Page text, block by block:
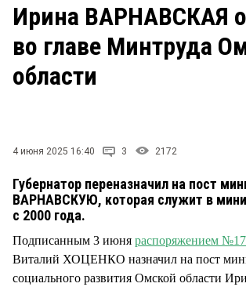
ЗАКОН
Блоги
Ирина ВАРНАВСКАЯ
во главе Минтруда
области
4 июня 2025 16:40 3 2172
Губернатор переназначил на пост
ВАРНАВСКУЮ, которая служит в
с 2000 года.
Подписанным 3 июня распоряжением
Виталий ХОЦЕНКО назначил на пост
социального развития Омской области